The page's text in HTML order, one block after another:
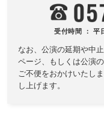
受付時間 ： 平
なお、公演の延期や中
ページ、もしくは公演
ご不便をおかけいたし
し上げます。